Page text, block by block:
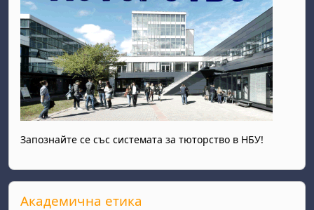
Запознайте се със системата за тюторство в НБУ!
Прескочи Академична етика
Академична етика